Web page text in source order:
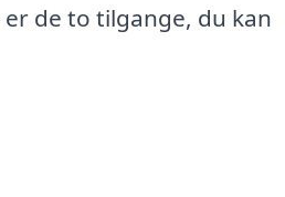
de to tilgange, du kan